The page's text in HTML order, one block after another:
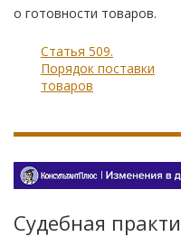
о готовности товаров.
Статья 509.
Порядок поставки
товаров
Судебная